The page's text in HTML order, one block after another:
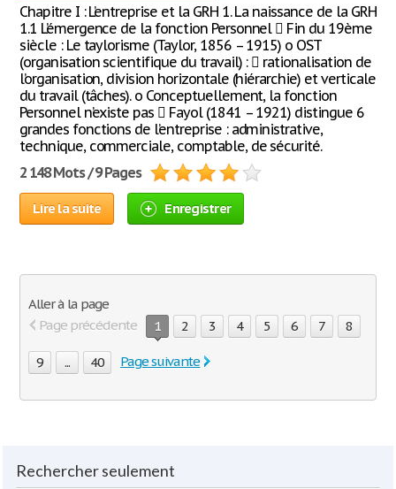
Chapitre I : L’entreprise et la GRH 1. La naissance de la GRH
1.1 L’émergence de la fonction Personnel  Fin du 19ème
siècle : Le taylorisme (Taylor, 1856 – 1915) o OST
(organisation scientifique du travail) :  rationalisation de
l’organisation, division horizontale (hiérarchie) et verticale
du travail (tâches). o Conceptuellement, la fonction
Personnel n’existe pas  Fayol (1841 – 1921) distingue 6
grandes fonctions de l’entreprise : administrative,
technique, commerciale, comptable, de sécurité.
2 148 Mots / 9 Pages
Lire la suite Enregistrer
Aller à la page
Page précédente
1 2 3 4 5 6 7 8
9 ... 40 Page suivante
Rechercher seulement